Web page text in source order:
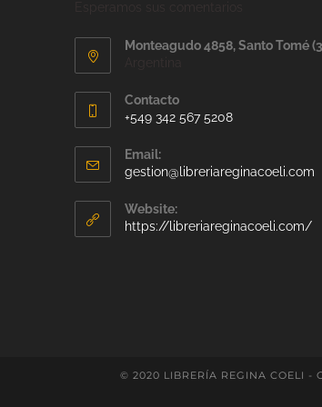
Monteagudo 4858, Santo Tomé
Contacto
+549 342 567 5208
Email:
gestion@libreriareginacoeli.com
Website:
https://libreriareginacoeli.com/
© 2020 LIBRERÍA REGINA COELI -